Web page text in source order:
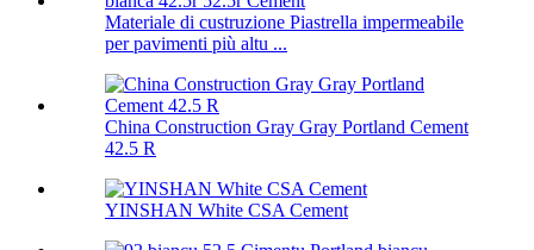
Materiale di custruzione Piastrella impermeabile
per pavimenti più altu ...
China Construction Gray Gray Portland Cement
42.5 R
YINSHAN White CSA Cement